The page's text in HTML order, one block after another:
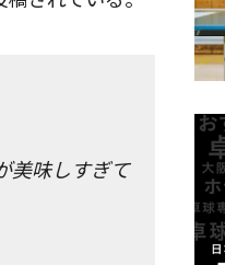
美味しすぎて